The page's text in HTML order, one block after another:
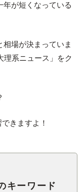
が短くなっている
場が決まっていま
理系ニュース」をク
きますよ！
キーワード